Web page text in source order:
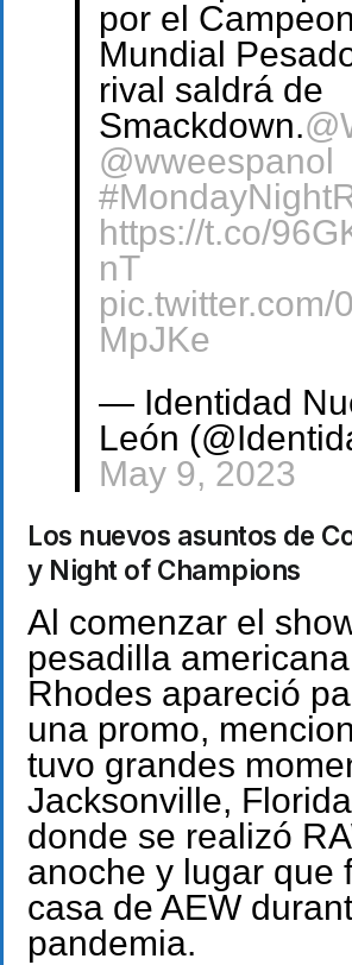
por el
Mundial
rival saldrá de
Smackdown.
@wweespanol
https://t.co/
nT
pic.twitter.com/
MpJKe
— Identidad
León
May 9, 2023
Los nuevos asuntos de
y Night of Champions
Al comenzar el
pesadilla
Rhodes apareció
una promo,
tuvo grandes
Jacksonville,
donde se realizó
anoche y lugar que
casa de AEW
pandemia.